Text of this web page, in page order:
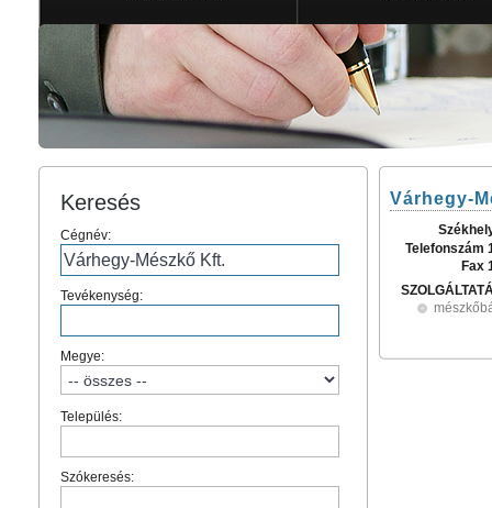
Keresés
Cégnév:
Tevékenység:
Megye:
Település:
Szókeresés:
Várhegy-
Telefonszám
Fax